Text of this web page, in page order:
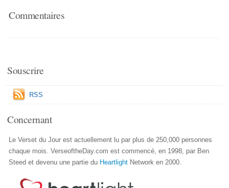
Commentaires
Souscrire
RSS
Concernant
Le Verset du Jour est actuellement lu par plus de 250,000 personnes
chaque mois. VerseoftheDay.com est commencé, en 1998, par Ben
Steed et devenu une partie du Heartlight Network en 2000.